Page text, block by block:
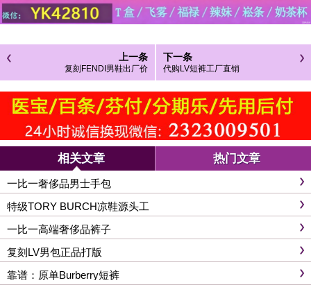
上一条
复刻FENDI男鞋出厂价
下一条
代购LV短裤工厂直销
相关文章 热门文章
一比一奢侈品男士手包
特级TORY BURCH凉鞋源头工
一比一高端奢侈品裤子
复刻LV男包正品打版
靠谱：原单Burberry短裤